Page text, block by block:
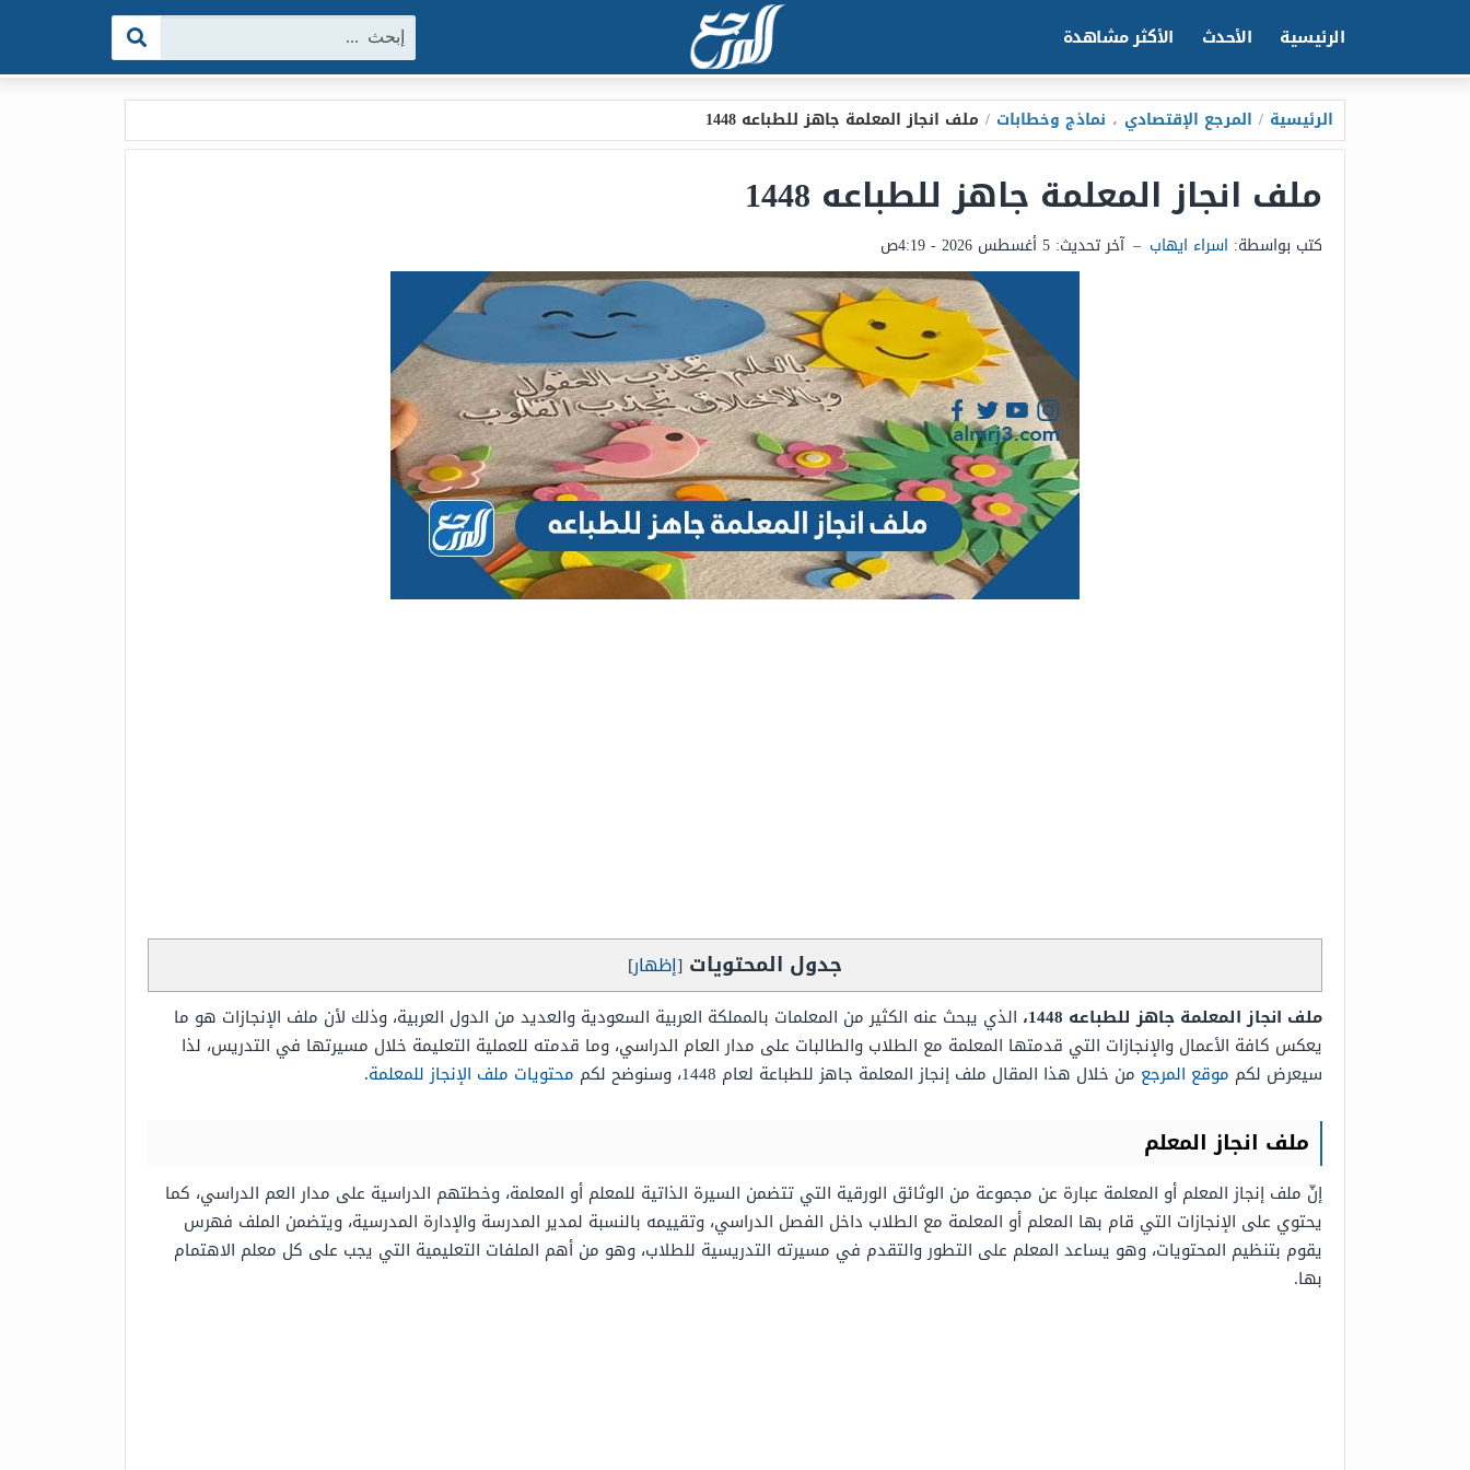
الرئيسية الأحدث الأكثر مشاهدة البحث:
الرئيسية / المرجع الإقتصادي ، نماذج وخطابات / ملف انجاز المعلمة جاهز للطباعه 1448
ملف انجاز المعلمة جاهز للطباعه 1448
كتب بواسطة: اسراء ايهاب – آخر تحديث: 5 أغسطس 2026 - 4:19ص
جدول المحتويات [إظهار]
ملف انجاز المعلمة جاهز للطباعه 1448،
الذي يبحث عنه الكثير من المعلمات بالمملكة العربية السعودية والعديد من الدول العربية، وذلك لأن ملف الإنجازات هو ما
يعكس كافة الأعمال والإنجازات التي قدمتها المعلمة مع الطلاب والطالبات على مدار العام الدراسي، وما قدمته للعملية التعليمة خلال مسيرتها في التدريس، لذا
سيعرض لكم موقع المرجع من خلال هذا المقال ملف إنجاز المعلمة جاهز للطباعة لعام 1448، وسنوضح لكم محتويات ملف الإنجاز للمعلمة.
ملف انجاز المعلم
إنّ ملف إنجاز المعلم أو المعلمة عبارة عن مجموعة من الوثائق الورقية التي تتضمن السيرة الذاتية للمعلم أو المعلمة، وخطتهم الدراسية على مدار العم الدراسي، كما
يحتوي على الإنجازات التي قام بها المعلم أو المعلمة مع الطلاب داخل الفصل الدراسي، وتقييمه بالنسبة لمدير المدرسة والإدارة المدرسية، ويتضمن الملف فهرس
يقوم بتنظيم المحتويات، وهو يساعد المعلم على التطور والتقدم في مسيرته التدريسية للطلاب، وهو من أهم الملفات التعليمية التي يجب على كل معلم الاهتمام
بها.